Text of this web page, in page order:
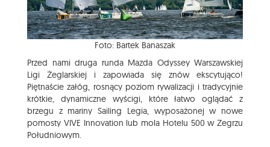
Foto: Bartek Banaszak
Przed nami druga runda Mazda Odyssey Warszawskiej
Ligi Żeglarskiej i zapowiada się znów ekscytująco!
Piętnaście załóg, rosnący poziom rywalizacji i tradycyjnie
krótkie, dynamiczne wyścigi, które łatwo oglądać z
brzegu z mariny Sailing Legia, wyposażonej w nowe
pomosty VIVE Innovation lub mola Hotelu 500 w Zegrzu
Południowym.